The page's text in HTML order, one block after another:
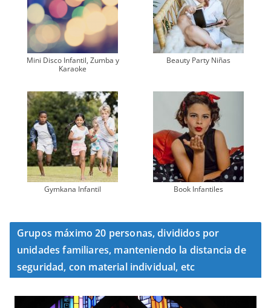
Mini Disco Infantil, Zumba y
Karaoke
Beauty Party Niñas
Gymkana Infantil Book Infantiles
Grupos máximo 20 personas, divididos por
unidades familiares, manteniendo la distancia de
seguridad, con material individual, etc